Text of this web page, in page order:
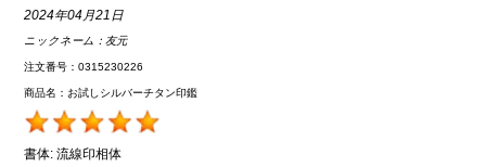
2024年04月21日
ニックネーム：友元
注文番号：0315230226
商品名：お試しシルバーチタン印鑑
書体: 流線印相体